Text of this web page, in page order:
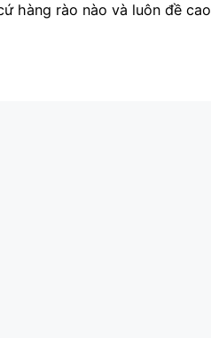
hàng rào nào và luôn đề cao